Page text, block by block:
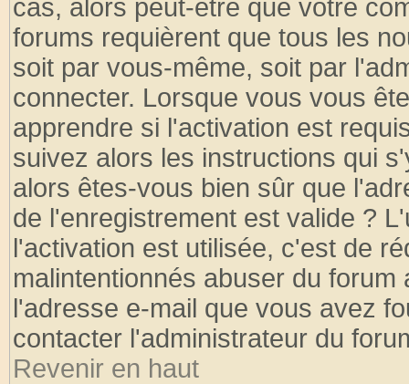
cas, alors peut-être que votre
forums requièrent que tous les
soit par vous-même, soit par
connecter. Lorsque vous vous
apprendre si l'activation est
suivez alors les instructions qui
alors êtes-vous bien sûr que
de l'enregistrement est valide ?
l'activation est utilisée, c'est de
malintentionnés abuser du
l'adresse e-mail que vous avez
contacter l'administrateur du
Revenir en haut